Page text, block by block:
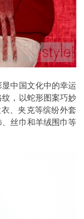
中国文化中的幸运
，以蛇形图案巧妙
、夹克等缤纷外套
丝巾和羊绒围巾等